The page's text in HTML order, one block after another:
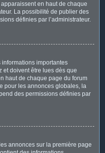
en haut de chaque
La possibilité de publier des
définies par l’administrateur.
importantes
et doivent être lues dès que
haut de chaque page du forum
pour les annonces globales, la
des permissions définies par
annonces sur la première page